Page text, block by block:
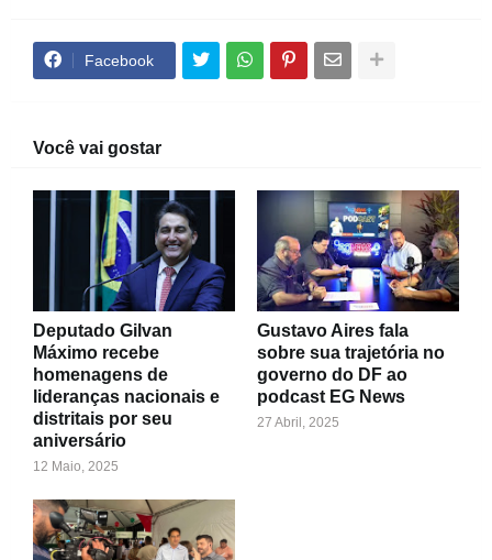
Facebook
Você vai gostar
Deputado Gilvan
Máximo recebe
homenagens de
lideranças nacionais e
distritais por seu
aniversário
12 Maio, 2025
Gustavo Aires fala
sobre sua trajetória no
governo do DF ao
podcast EG News
27 Abril, 2025